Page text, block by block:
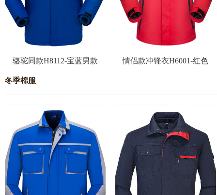
骆驼同款H8112-宝蓝男款 情侣款冲锋衣H6001-红色
冬季棉服